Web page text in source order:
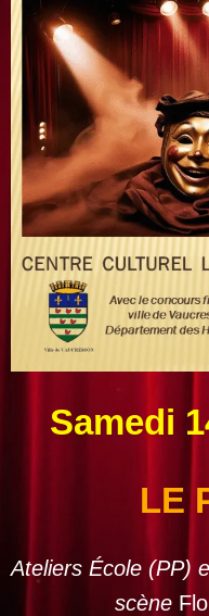
Samedi
LE
Ateliers École (PP)
scène